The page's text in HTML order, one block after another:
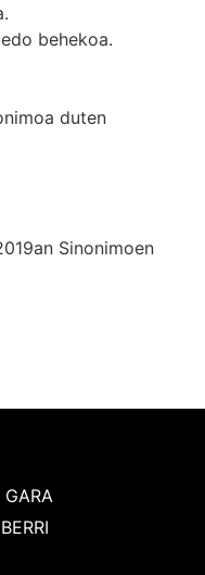
behekoa.
duten
Sinonimoen
GARA